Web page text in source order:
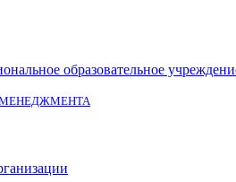
образовательное